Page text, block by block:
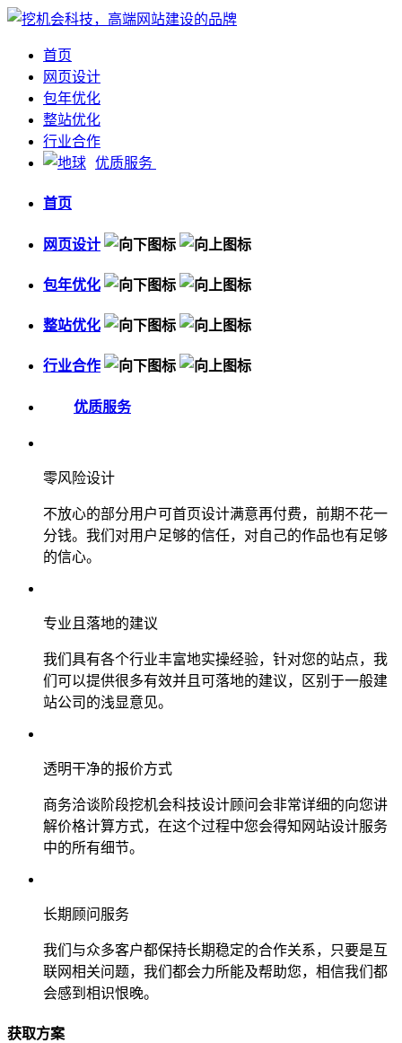
首页
网页设计
包年优化
整站优化
行业合作
优质服务
首页
网页设计
包年优化
整站优化
行业合作
优质服务
零风险设计
不放心的部分用户可首页设计满意再付费，前期不花一
分钱。我们对用户足够的信任，对自己的作品也有足够
的信心。
专业且落地的建议
我们具有各个行业丰富地实操经验，针对您的站点，我
们可以提供很多有效并且可落地的建议，区别于一般建
站公司的浅显意见。
透明干净的报价方式
商务洽谈阶段挖机会科技设计顾问会非常详细的向您讲
解价格计算方式，在这个过程中您会得知网站设计服务
中的所有细节。
长期顾问服务
我们与众多客户都保持长期稳定的合作关系，只要是互
联网相关问题，我们都会力所能及帮助您，相信我们都
会感到相识恨晚。
获取方案